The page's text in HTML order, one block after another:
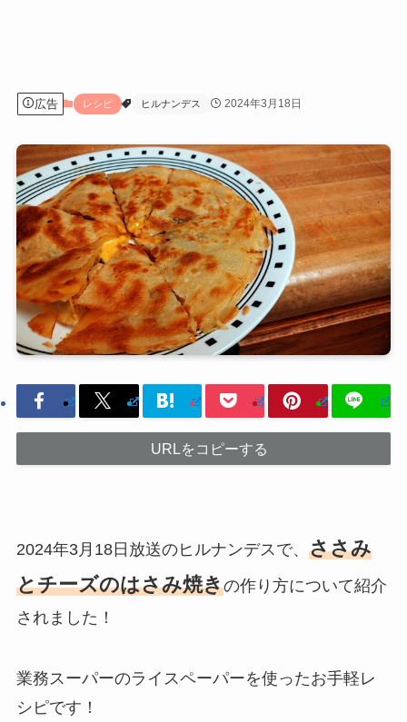
広告 レシピ ヒルナンデス 2024年3月18日
URLをコピーする
2024年3月18日放送のヒルナンデスで、 ささみ
とチーズのはさみ焼きの作り方について紹介
されました！
業務スーパーのライスペーパーを使ったお手軽レ
シピです！